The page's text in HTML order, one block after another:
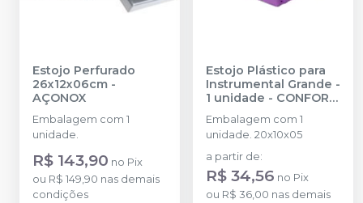
Estojo Perfurado
26x12x06cm -
AÇONOX
Embalagem com 1
unidade.
R$ 143,90 no Pix
ou R$ 149,90 nas demais
condições
Estojo Plástico para
Instrumental Grande -
1 unidade - CONFORT
ODONTO
Embalagem com 1
unidade. 20x10x05
a partir de:
R$ 34,56 no Pix
ou R$ 36,00 nas demais